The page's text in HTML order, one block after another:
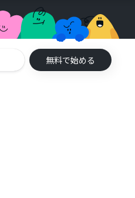
無料で始める